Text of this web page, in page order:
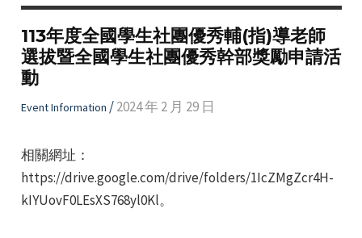
113年度全國學生社團優秀輔(指)導老師
選拔暨全國學生社團優秀幹部獎勵申請活
動
Event Information /2024 年 2 月 29 日
相關網址：
https://drive.google.com/drive/folders/1IcZMgZcr4H-
kIYUovF0LEsXS768yl0Kl。